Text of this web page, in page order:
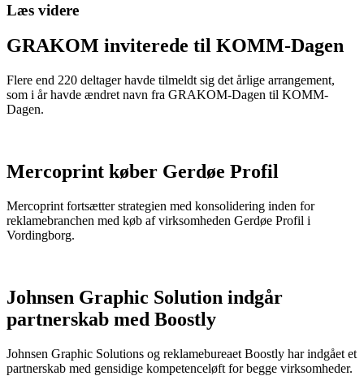
Læs videre
GRAKOM inviterede til KOMM-Dagen
Flere end 220 deltager havde tilmeldt sig det årlige arrangement,
som i år havde ændret navn fra GRAKOM-Dagen til KOMM-
Dagen.
Mercoprint køber Gerdøe Profil
Mercoprint fortsætter strategien med konsolidering inden for
reklamebranchen med køb af virksomheden Gerdøe Profil i
Vordingborg.
Johnsen Graphic Solution indgår
partnerskab med Boostly
Johnsen Graphic Solutions og reklamebureaet Boostly har indgået et
partnerskab med gensidige kompetenceløft for begge virksomheder.